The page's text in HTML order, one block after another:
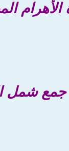
في عدد
جمع شمل